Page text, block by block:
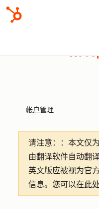
帐户管理
请注意： ：本文仅
由翻译软件自动翻
英文版应被视为官
信息。您可以在此处